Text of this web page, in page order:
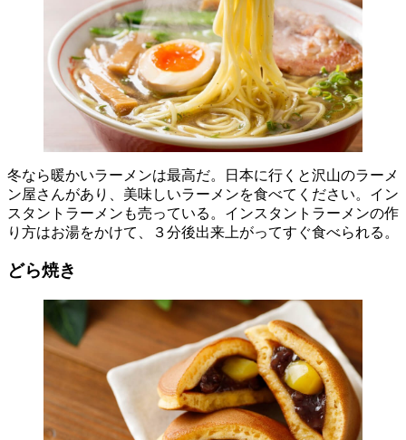
冬なら暖かいラーメンは最高だ。日本に行くと沢山のラーメ
ン屋さんがあり、美味しいラーメンを食べてください。イン
スタントラーメンも売っている。インスタントラーメンの作
り方はお湯をかけて、３分後出来上がってすぐ食べられる。
どら焼き